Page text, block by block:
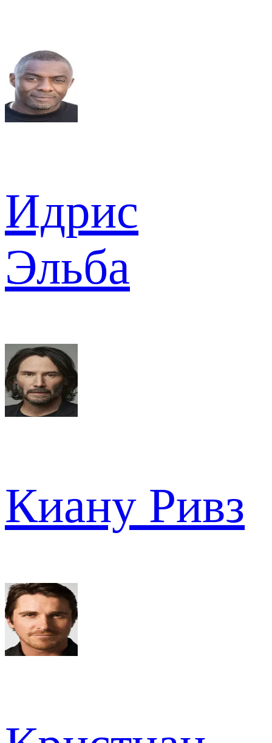
Идрис
Эльба
Киану Ривз